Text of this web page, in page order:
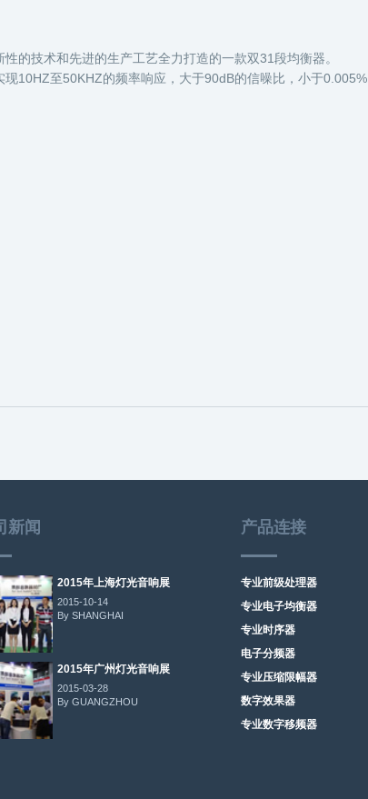
的技术和先进的生产工艺全力打造的一款双31段均衡器。
10HZ至50KHZ的频率响应，大于90dB的信噪比，小于0.005%
新闻
2015年上海灯光音响展
2015-10-14
By SHANGHAI
2015年广州灯光音响展
2015-03-28
By GUANGZHOU
产品连接
专业前级处理器
专业电子均衡器
专业时序器
电子分频器
专业压缩限幅器
数字效果器
专业数字移频器